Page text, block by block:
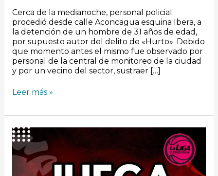
Cerca de la medianoche, personal policial
procedió desde calle Aconcagua esquina Ibera, a
la detención de un hombre de 31 años de edad,
por supuesto autor del delito de «Hurto». Debido
que momento antes el mismo fue observado por
personal de la central de monitoreo de la ciudad
y por un vecino del sector, sustraer […]
Leer más »
Liga
Femenina:
Hoy
Ameghino
recibe